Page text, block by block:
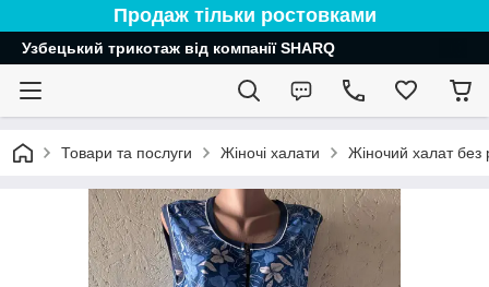
Продаж тільки ростовками
Узбецький трикотаж від компанії SHARQ
Товари та послуги Жіночі халати Жіночий халат без